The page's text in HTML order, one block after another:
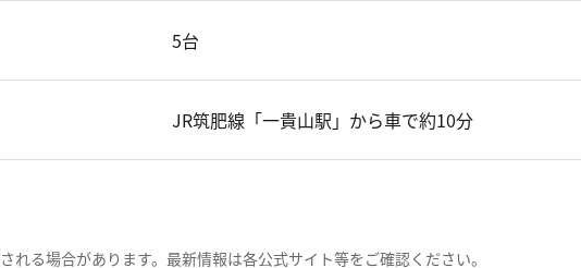
5台
JR筑肥線「一貴山駅」から車で約10分
れる場合があります。最新情報は各公式サイト等をご確認ください。